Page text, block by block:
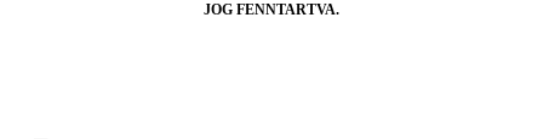
JOG FENNTARTVA.